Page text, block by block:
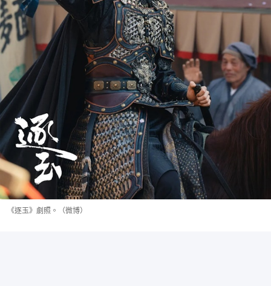
《逐玉》劇照。（微博）